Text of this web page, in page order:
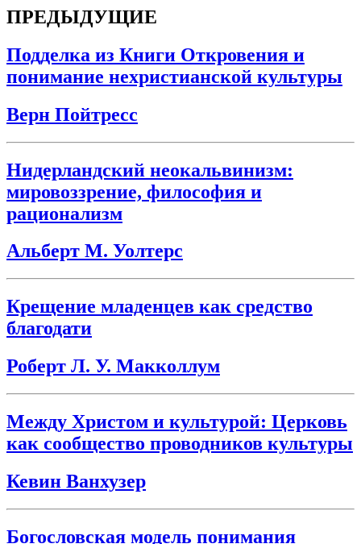
ПРЕДЫДУЩИЕ
Подделка из Книги Откровения и
понимание нехристианской культуры
Верн Пойтресс
Нидерландский неокальвинизм:
мировоззрение, философия и
рационализм
Альберт М. Уолтерс
Крещение младенцев как средство
благодати
Роберт Л. У. Макколлум
Между Христом и культурой: Церковь
как сообщество проводников культуры
Кевин Ванхузер
Богословская модель понимания